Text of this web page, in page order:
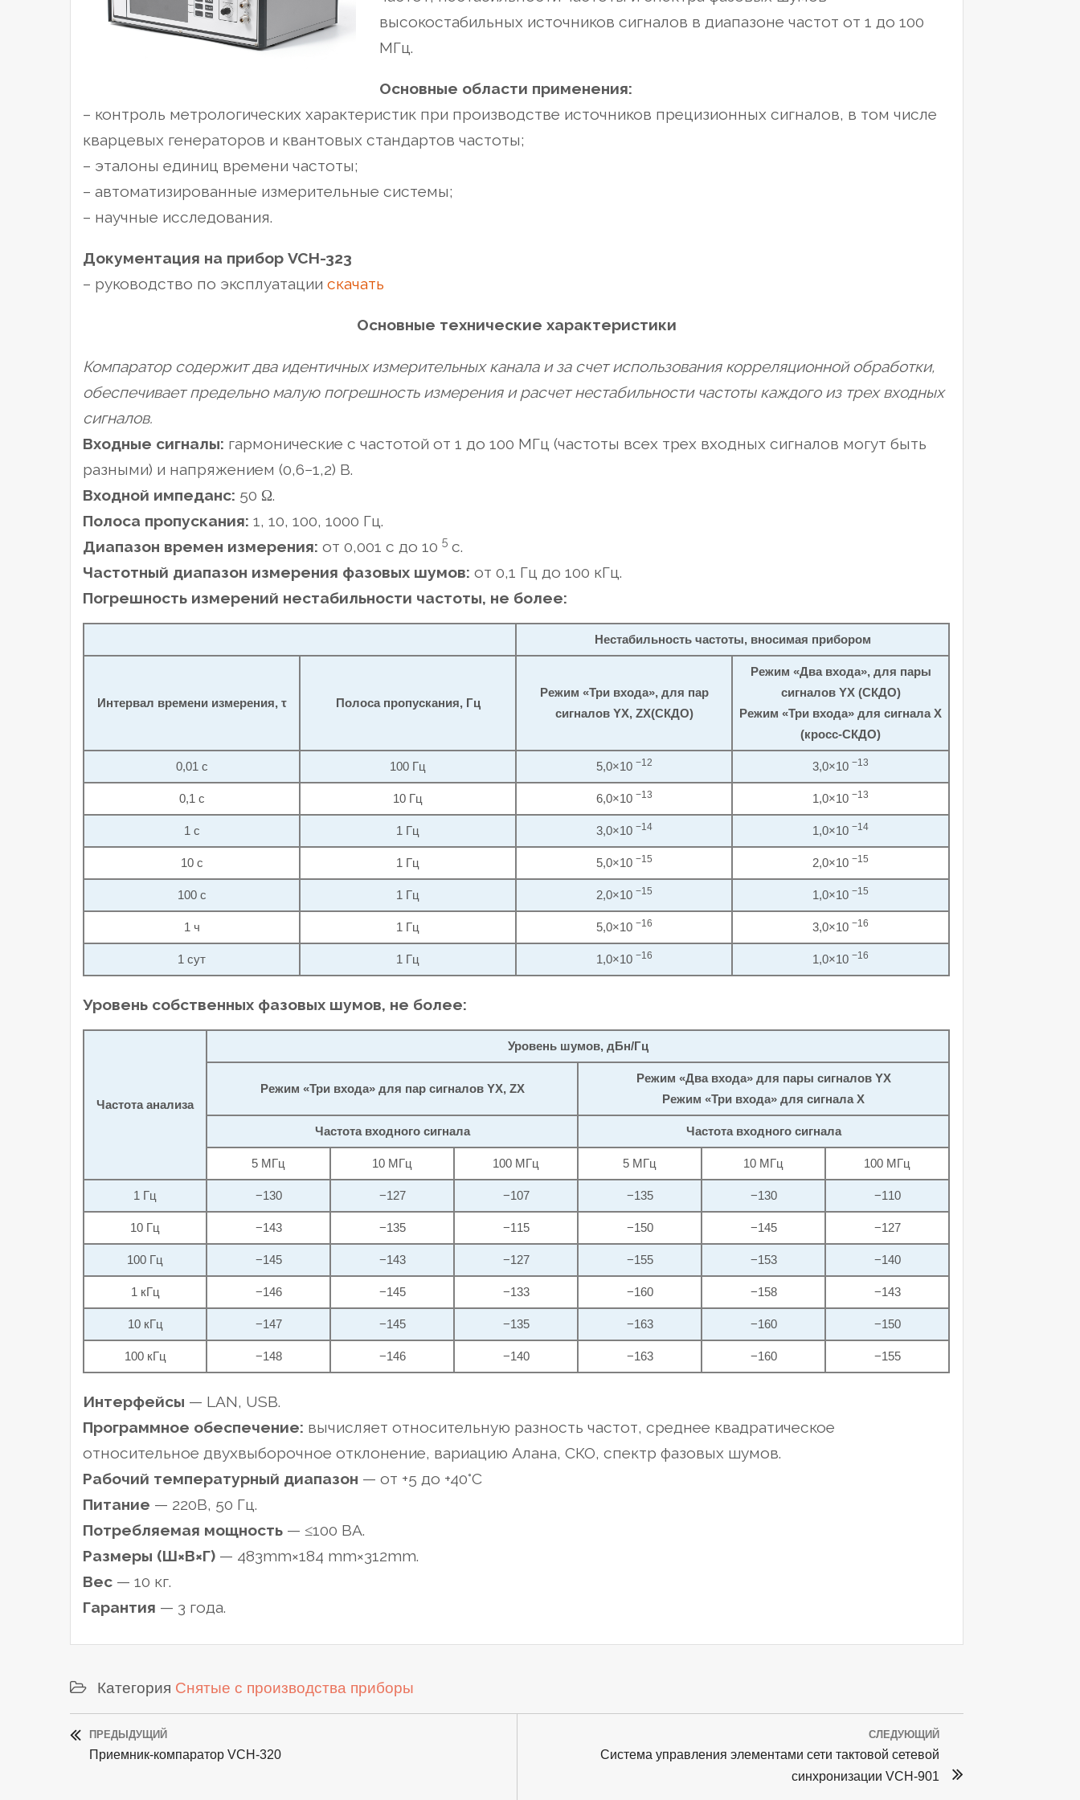
высокостабильных источников сигналов в диапазоне частот от 1 до 100
МГц.
Основные области применения:
– контроль метрологических характеристик при производстве источников прецизионных сигналов, в том числе
кварцевых генераторов и квантовых стандартов частоты;
– эталоны единиц времени частоты;
– автоматизированные измерительные системы;
– научные исследования.
Документация на прибор VCH-323
– руководство по эксплуатации скачать
Основные технические характеристики
Компаратор содержит два идентичных измерительных канала и за счет использования корреляционной обработки,
обеспечивает предельно малую погрешность измерения и расчет нестабильности частоты каждого из трех входных
сигналов.
Входные сигналы: гармонические с частотой от 1 до 100 МГц (частоты всех трех входных сигналов могут быть
разными) и напряжением (0,6−1,2) В.
Входной импеданс: 50 Ω.
Полоса пропускания: 1, 10, 100, 1000 Гц.
Диапазон времен измерения: от 0,001 с до 10 5 с.
Частотный диапазон измерения фазовых шумов: от 0,1 Гц до 100 кГц.
Погрешность измерений нестабильности частоты, не более:
Нестабильность частоты, вносимая прибором
Интервал времени измерения, τ Полоса пропускания, Гц
Режим «Три входа», для пар
сигналов YX, ZX(СКДО)
Режим «Два входа», для пары
сигналов YX (СКДО)
Режим «Три входа» для сигнала X
(кросс-СКДО)
0,01 с 100 Гц 5,0×10 −12 3,0×10 −13
0,1 с 10 Гц 6,0×10 −13 1,0×10 −13
1 с 1 Гц 3,0×10 −14 1,0×10 −14
10 с 1 Гц 5,0×10 −15 2,0×10 −15
100 с 1 Гц 2,0×10 −15 1,0×10 −15
1 ч 1 Гц 5,0×10 −16 3,0×10 −16
1 сут 1 Гц 1,0×10 −16 1,0×10 −16
Уровень собственных фазовых шумов, не более:
Частота анализа
Уровень шумов, дБн/Гц
Режим «Три входа» для пар сигналов YX, ZX
Режим «Два входа» для пары сигналов YX
Режим «Три входа» для сигнала X
Частота входного сигнала Частота входного сигнала
5 МГц 10 МГц 100 МГц 5 МГц 10 МГц 100 МГц
1 Гц −130 −127 −107 −135 −130 −110
10 Гц −143 −135 −115 −150 −145 −127
100 Гц −145 −143 −127 −155 −153 −140
1 кГц −146 −145 −133 −160 −158 −143
10 кГц −147 −145 −135 −163 −160 −150
100 кГц −148 −146 −140 −163 −160 −155
Интерфейсы — LAN, USB.
Программное обеспечение: вычисляет относительную разность частот, среднее квадратическое
относительное двухвыборочное отклонение, вариацию Алана, СКО, спектр фазовых шумов.
Рабочий температурный диапазон — от +5 до +40°С
Питание — 220В, 50 Гц.
Потребляемая мощность — ≤100 ВА.
Размеры (Ш×В×Г) — 483mm×184 mm×312mm.
Вес — 10 кг.
Гарантия — 3 года.
Категория Снятые с производства приборы
Post
navigation
ПРЕДЫДУЩИЙ
Previous
Приемник-компаратор VCH-320
СЛЕДУЮЩИЙ
Next
Система управления элементами сети тактовой сетевой
синхронизации VCH-901